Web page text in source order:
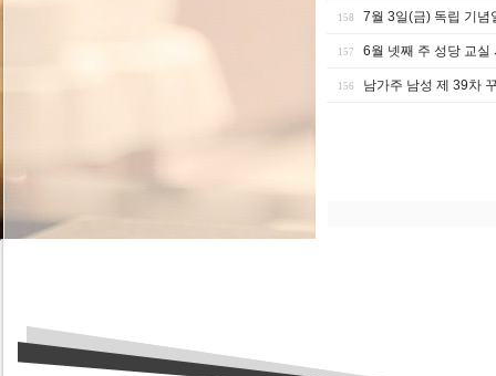
158 7월 3일(금) 독립 기
157 6월 넷째 주 성당 교실
156 남가주 남성 제 39차